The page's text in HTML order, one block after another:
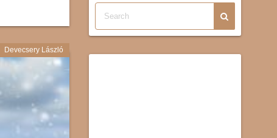
Devecsery László